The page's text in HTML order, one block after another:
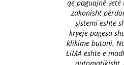
që paguajnë
zakonisht
sistemi është
kryejë pagesa
klikime butoni.
LiMA është e